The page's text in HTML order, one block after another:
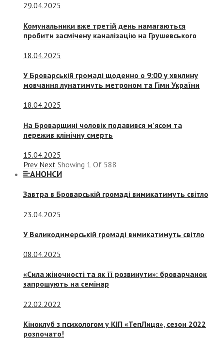
29.04.2025
Комунальники вже третій день намагаються
пробити засмічену каналізацію на Грушевського
18.04.2025
У Броварській громаді щоденно о 9:00 у хвилину
мовчання лунатимуть метроном та Гімн України
18.04.2025
На Броварщині чоловік подавився м’ясом та
пережив клінічну смерть
15.04.2025
Prev Next Showing 1 Of 588
АНОНСИ
Завтра в Броварській громаді вимикатимуть світло
23.04.2025
У Великодимерській громаді вимикатимуть світло
08.04.2025
«Сила жіночності та як її розвинути»: броварчанок
запрошують на семінар
22.02.2022
Кіноклуб з психологом у КІП «ТепЛиця», сезон 2022
розпочато!